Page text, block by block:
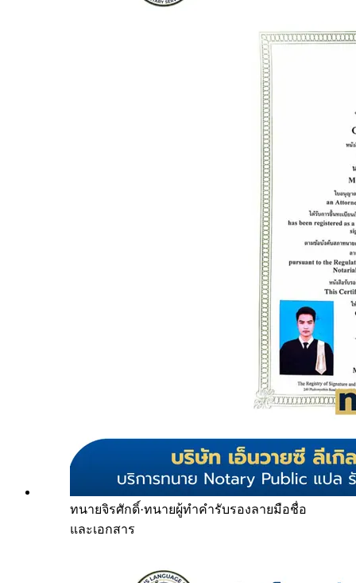
ทนายจิรศักดิ์·ทนายผู้ทำคำรับรองลายมือชื่อ
และเอกสาร